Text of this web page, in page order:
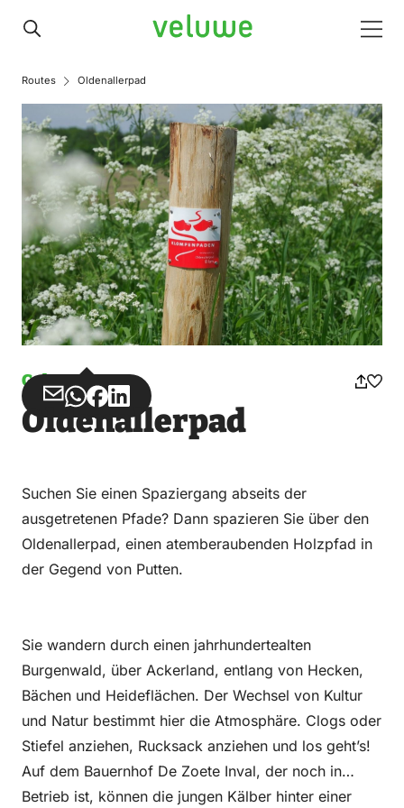
Veluwe
Routes Oldenallerpad
Gehen
Teilen
über
Teilen
über
Teilen
auf
Teilen
auf
Oldenallerpad
Suchen Sie einen Spaziergang abseits der
ausgetretenen Pfade? Dann spazieren Sie über den
Oldenallerpad, einen atemberaubenden Holzpfad in
der Gegend von Putten.
Sie wandern durch einen jahrhundertealten
Burgenwald, über Ackerland, entlang von Hecken,
Bächen und Heideflächen. Der Wechsel von Kultur
und Natur bestimmt hier die Atmosphäre. Clogs oder
Stiefel anziehen, Rucksack anziehen und los geht’s!
Auf dem Bauernhof De Zoete Inval, der noch in
Betrieb ist, können die jungen Kälber hinter einer